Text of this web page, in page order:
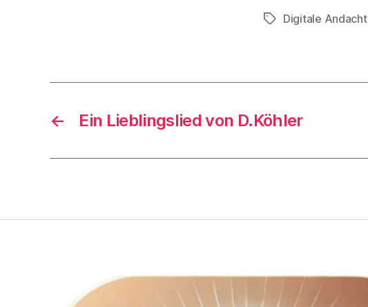
Schlagwörter
Digitale Andacht
← Ein Lieblingslied von D.Köhler